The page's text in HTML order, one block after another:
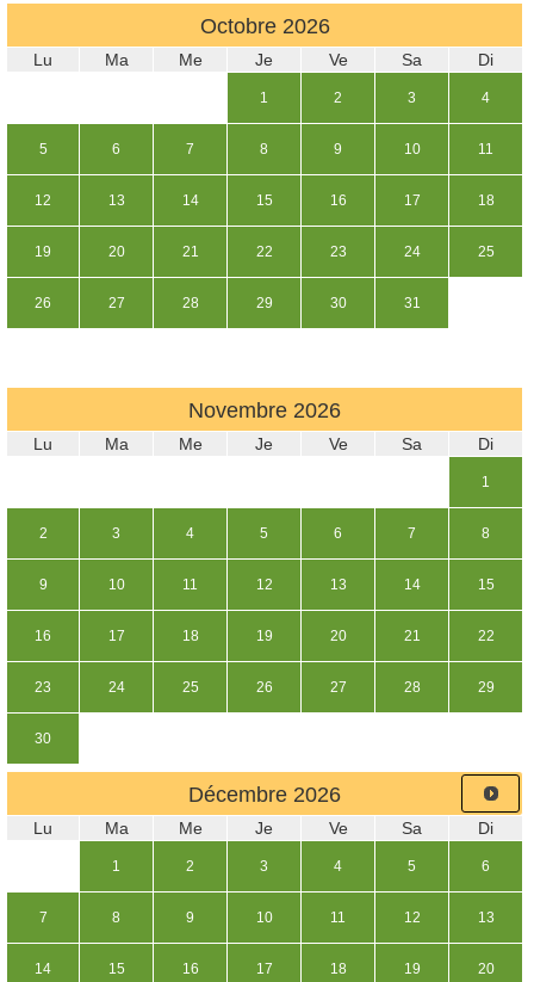
Octobre 2026
Lu Ma Me Je Ve Sa Di
1 2 3 4
5 6 7 8 9 10 11
12 13 14 15 16 17 18
19 20 21 22 23 24 25
26 27 28 29 30 31
Novembre 2026
Lu Ma Me Je Ve Sa Di
1
2 3 4 5 6 7 8
9 10 11 12 13 14 15
16 17 18 19 20 21 22
23 24 25 26 27 28 29
30
Décembre 2026
Lu Ma Me Je Ve Sa Di
1 2 3 4 5 6
7 8 9 10 11 12 13
14 15 16 17 18 19 20